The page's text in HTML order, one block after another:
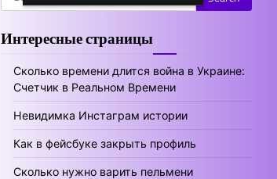
for:
Интересные страницы
Сколько времени длится война в Украине:
Счетчик в Реальном Времени
Невидимка Инстаграм истории
Как в фейсбуке закрыть профиль
Сколько нужно варить пельмени